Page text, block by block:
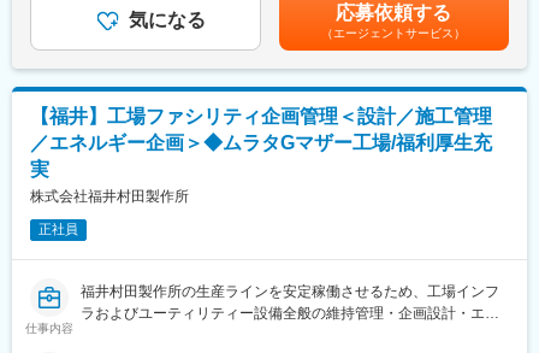
電設資材の販売提案を行うグループ会社の【ワコー電機株式会
社】への在籍出向となります。
同社は福井エリアを担当しており、従業員(約40名)は滋賀特機か
らの在籍出向で構成されています。
転居を伴う異動はなく、本人の希望と勤務地を配慮いたします。
〔評価制度について〕
・定量評価：
所ごと、個人に目標設定をしています。
営業実績は賞与に反映されるため、個人の頑張りがしっかり評価
される仕組みになっています。
・定性評価：
評価基準項目が決まっているため基準を満たした場合、昇格でき
る制度となっています。最短2年で昇格できることも魅力点の1つ
・現場視察
■入社後：
基本的にはOJTとなりますが、先輩社員がしっかりとサポートい
たしますのでご安心ください。
■組織構成：
■特徴・魅力：
・創業50年以上の歴史を持つ木材専門商社。地域の建築を支える
気になる 応募依頼する
（エージェントサービス）
【福井】工場ファシリティ企画管理＜設計／施工管理
／エネルギー企画＞◆ムラタGマザー工場/福利厚生充
実
株式会社福井村田製作所
正社員
仕事内容
福井村田製作所の生産ラインを安定稼働させるため、工場インフ
ラおよびユーティリティー設備全般の維持管理・企画設計・エネ